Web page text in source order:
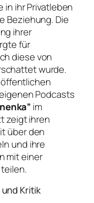
in ihr Privatleben
Beziehung. Die
ihrer
für
diese von
wurde.
Podcasts
im
zeigt ihren
über den
und ihre
mit einer
Kritik